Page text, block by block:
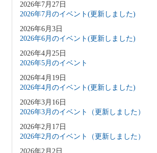
2026年7月27日
2026年7月のイベント(更新しました)
2026年6月3日
2026年6月のイベント(更新しました)
2026年4月25日
2026年5月のイベント
2026年4月19日
2026年4月のイベント(更新しました)
2026年3月16日
2026年3月のイベント（更新しました）
2026年2月17日
2026年2月のイベント（更新しました）
2026年2月2日